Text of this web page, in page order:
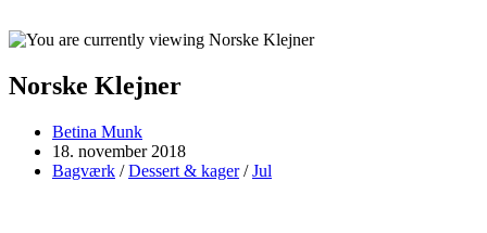
Norske Klejner
Post
author:
Betina Munk
Post
published:
18. november 2018
Post
Bagværk / Dessert & kager / Jul